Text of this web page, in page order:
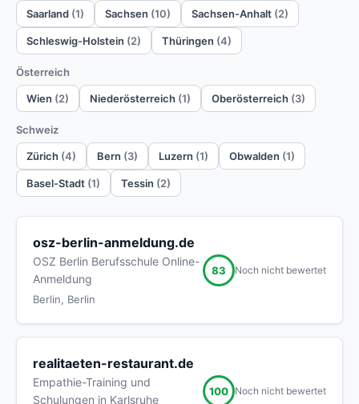
Saarland (1) Sachsen (10) Sachsen-Anhalt (2)
Schleswig-Holstein (2) Thüringen (4)
Österreich
Wien (2) Niederösterreich (1) Oberösterreich (3)
Schweiz
Zürich (4) Bern (3) Luzern (1) Obwalden (1)
Basel-Stadt (1) Tessin (2)
osz-berlin-anmeldung.de
OSZ Berlin Berufsschule Online-
Anmeldung
Berlin, Berlin
83 Noch nicht bewertet
realitaeten-restaurant.de
Empathie-Training und
Schulungen in Karlsruhe
100 Noch nicht bewertet